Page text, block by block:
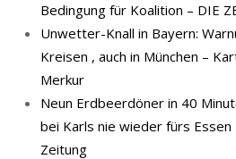
Bedingung für Koalition – DIE
Unwetter-Knall in Bayern:
Kreisen , auch in München –
Merkur
Neun Erdbeerdöner in 40
bei Karls nie wieder fürs Essen
Zeitung